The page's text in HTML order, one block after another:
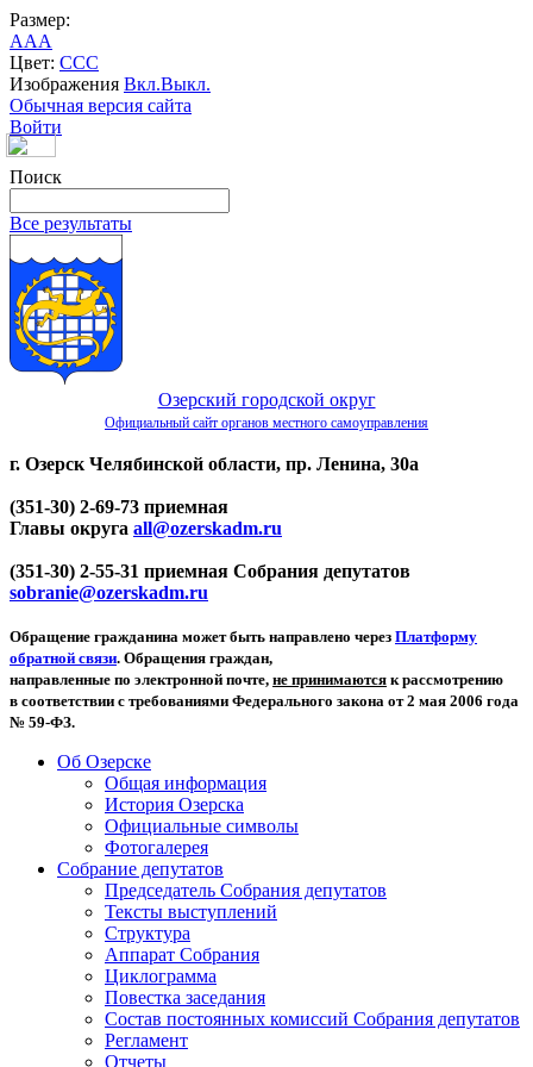
Размер:
AAA
Цвет: CCC
Изображения Вкл.Выкл.
Обычная версия сайта
Войти
Поиск
Все результаты
Озерский городской округ
Официальный сайт органов местного самоуправления
г. Озерск Челябинской области, пр. Ленина, 30а
(351-30) 2-69-73 приемная
Главы округа all@ozerskadm.ru
(351-30) 2-55-31 приемная Собрания депутатов
sobranie@ozerskadm.ru
Обращение гражданина может быть направлено через Платформу
обратной связи. Обращения граждан,
направленные по электронной почте, не принимаются к рассмотрению
в соответствии с требованиями Федерального закона от 2 мая 2006 года
№ 59-ФЗ.
Об Озерске
Общая информация
История Озерска
Официальные символы
Фотогалерея
Собрание депутатов
Председатель Собрания депутатов
Тексты выступлений
Структура
Аппарат Собрания
Циклограмма
Повестка заседания
Состав постоянных комиссий Собрания депутатов
Регламент
Отчеты